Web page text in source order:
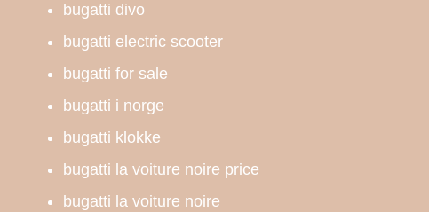
bugatti divo
bugatti electric scooter
bugatti for sale
bugatti i norge
bugatti klokke
bugatti la voiture noire price
bugatti la voiture noire